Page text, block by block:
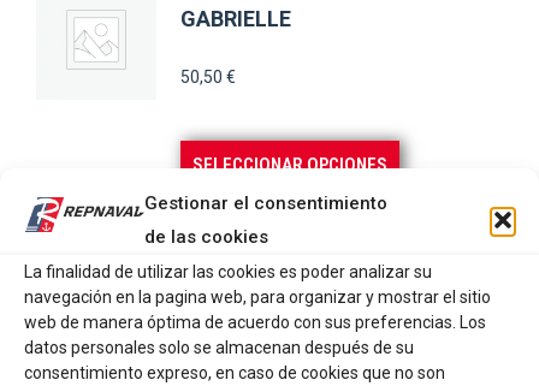
Gestionar el consentimiento
de las cookies
La finalidad de utilizar las cookies es poder analizar su
navegación en la pagina web, para organizar y mostrar el sitio
web de manera óptima de acuerdo con sus preferencias. Los
datos personales solo se almacenan después de su
consentimiento expreso, en caso de cookies que no son
GABRIELLE
50,50 €
SELECCIONAR OPCIONES
variantes.
Las
opciones
HUBLOT JERSEY MARSELLESA
CLAIRE
45,50 €